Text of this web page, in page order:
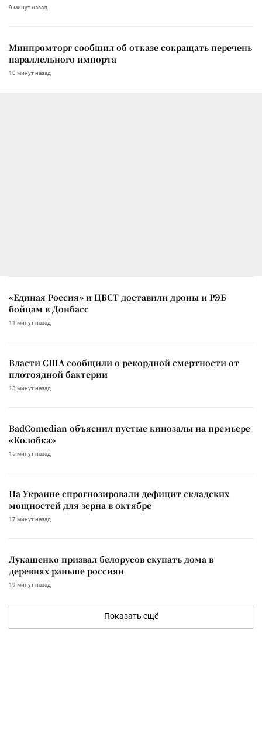
9 минут назад
Минпромторг сообщил об отказе сокращать перечень
параллельного импорта
10 минут назад
«Единая Россия» и ЦБСТ доставили дроны и РЭБ
бойцам в Донбасс
11 минут назад
Власти США сообщили о рекордной смертности от
плотоядной бактерии
13 минут назад
BadComedian объяснил пустые кинозалы на премьере
«Колобка»
15 минут назад
На Украине спрогнозировали дефицит складских
мощностей для зерна в октябре
17 минут назад
Лукашенко призвал белорусов скупать дома в
деревнях раньше россиян
19 минут назад
Показать ещё